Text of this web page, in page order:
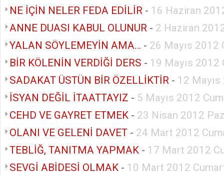
NE İÇİN NELER FEDA EDİLİR - 16 Haziran
ANNE DUASI KABUL OLUNUR - 2 Haziran
YALAN SÖYLEMEYİN AMA… - 26 Mayıs 2012
BİR KÖLENİN VERDİĞİ DERS - 19 Mayıs 2012
SADAKAT ÜSTÜN BİR ÖZELLİKTİR - 12
İSYAN DEĞİL İTAATTAYIZ - 5 Mayıs 2012
CEHD VE GAYRET ETMEK - 23 Nisan 2012
OLANI VE GELENİ DAVET - 24 Mart 2012
TEBLİĞ, TANITMA YAPMAK - 17 Mart 2012
SEVGİ ABİDESİ OLMAK - 10 Mart 2012